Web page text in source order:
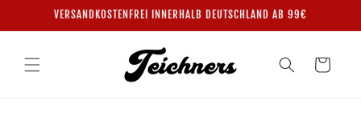
Inhalt
VERSANDKOSTENFREI INNERHALB DEUTSCHLAND AB 99€
Warenkorb